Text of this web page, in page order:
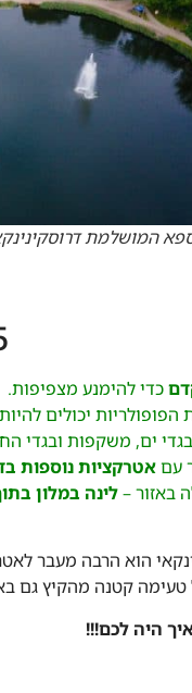
המושלמת
5 טיפים
כדי להימנע מצפיפות.
יכולים
ים, משקפות ובגדי
עםאטרקציות נוספות
באזור –לינה במלון
הוא הרבה מעבר
טעימה קטנה מהקיץ גם
היה לכם!!!